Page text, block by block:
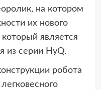
на котором
их нового
является
из серии HyQ.
робота